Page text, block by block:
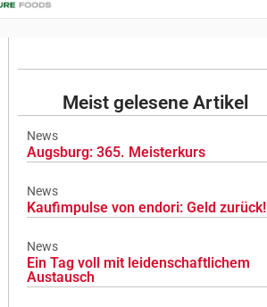
Meist gelesene Artikel
News
Augsburg: 365. Meisterkurs
News
Kaufimpulse von endori: Geld zurück!
News
Ein Tag voll mit leidenschaftlichem
Austausch